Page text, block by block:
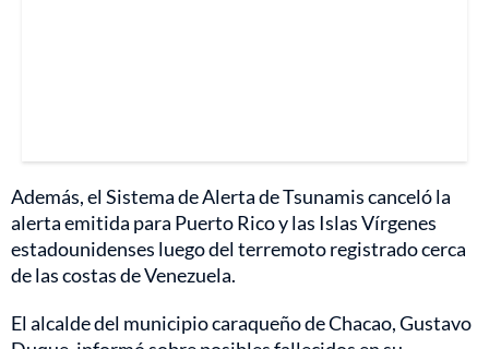
Además, el Sistema de Alerta de Tsunamis canceló la
alerta emitida para Puerto Rico y las Islas Vírgenes
estadounidenses luego del terremoto registrado cerca
de las costas de Venezuela.
El alcalde del municipio caraqueño de Chacao, Gustavo